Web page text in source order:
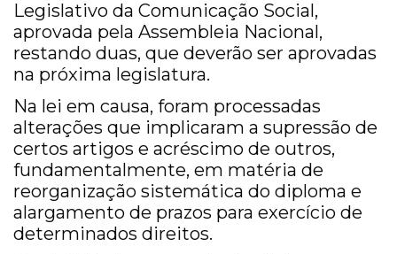
Legislativo da Comunicação Social,
aprovada pela Assembleia Nacional,
restando duas, que deverão ser aprovadas
na próxima legislatura.
Na lei em causa, foram processadas
alterações que implicaram a supressão de
certos artigos e acréscimo de outros,
fundamentalmente, em matéria de
reorganização sistemática do diploma e
alargamento de prazos para exercício de
determinados direitos.